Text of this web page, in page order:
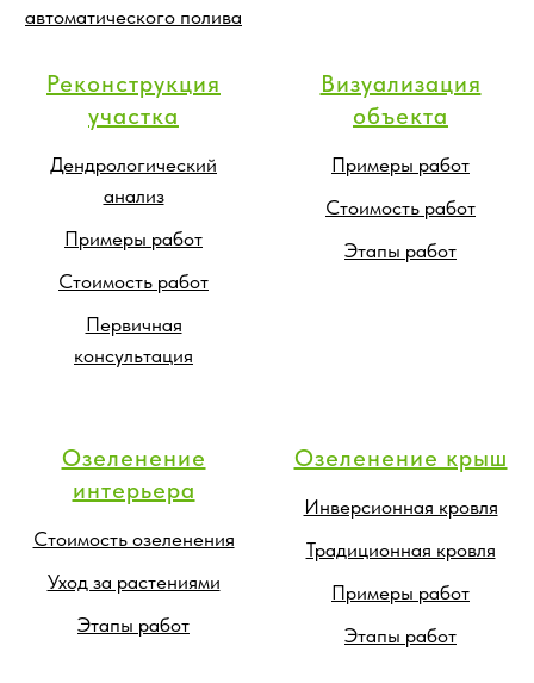
автоматического полива
Реконструкция
участка
Дендрологический
анализ
Примеры работ
Стоимость работ
Первичная
консультация
Визуализация
объекта
Примеры работ
Стоимость работ
Этапы работ
Озеленение
интерьера
Стоимость озеленения
Уход за растениями
Этапы работ
Озеленение крыш
Инверсионная кровля
Традиционная кровля
Примеры работ
Этапы работ